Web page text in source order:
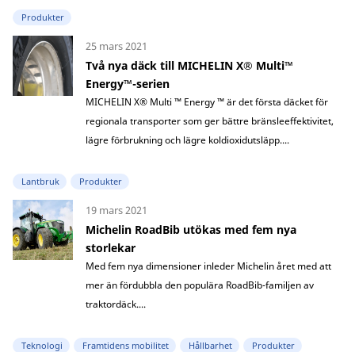
Produkter
25 mars 2021
Två nya däck till MICHELIN X® Multi™
Energy™-serien
MICHELIN X® Multi ™ Energy ™ är det första däcket för
regionala transporter som ger bättre bränsleeffektivitet,
lägre förbrukning och lägre koldioxidutsläpp....
Lantbruk Produkter
19 mars 2021
Michelin RoadBib utökas med fem nya
storlekar
Med fem nya dimensioner inleder Michelin året med att
mer än fördubbla den populära RoadBib-familjen av
traktordäck....
Teknologi Framtidens mobilitet Hållbarhet Produkter